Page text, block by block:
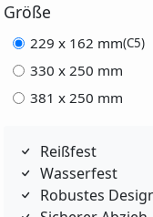
Größe
229 x 162 mm(C5)
330 x 250 mm
381 x 250 mm
Reißfest
Wasserfest
Robustes